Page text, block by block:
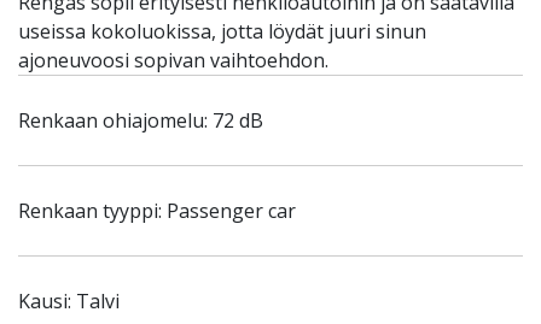
useissa kokoluokissa, jotta löydät juuri sinun
ajoneuvoosi sopivan vaihtoehdon.
Renkaan ohiajomelu: 72 dB
Renkaan tyyppi: Passenger car
Kausi: Talvi